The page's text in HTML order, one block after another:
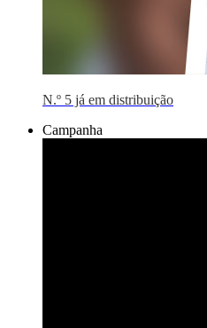
N.º 5 já em distribuição
Campanha